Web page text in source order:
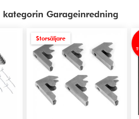
Garageinredning
Storsäljare